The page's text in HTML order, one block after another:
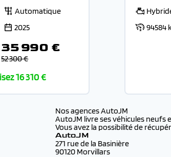
Automatique
2025
35 990 €
52 300 €
16 310 €
94584
Nos agences AutoJM
AutoJM livre ses véhicules neufs
Vous avez la possibilité de
AutoJM
271 rue de la Basinière
90120 Morvillars